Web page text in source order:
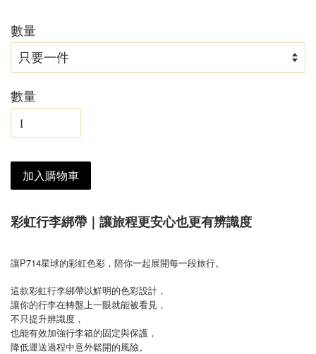
數量
數量
加入購物車
彩虹行李綁帶｜讓旅程更安心也更有辨識度
讓P714星球的彩虹色彩，陪你一起展開每一段旅行。
這款彩虹行李綁帶以鮮明的色彩設計，
讓你的行李在轉盤上一眼就能被看見，
不只提升辨識度，
也能有效加強行李箱的固定與保護，
降低運送過程中意外鬆開的風險。